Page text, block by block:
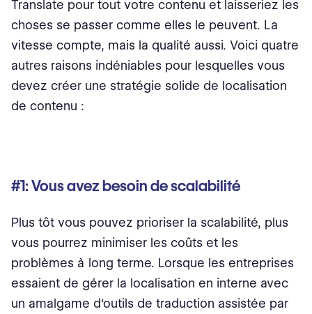
Translate pour tout votre contenu et laisseriez les
choses se passer comme elles le peuvent. La
vitesse compte, mais la qualité aussi. Voici quatre
autres raisons indéniables pour lesquelles vous
devez créer une stratégie solide de localisation
de contenu :
#1: Vous avez besoin de scalabilité
Plus tôt vous pouvez prioriser la scalabilité, plus
vous pourrez minimiser les coûts et les
problèmes à long terme. Lorsque les entreprises
essaient de gérer la localisation en interne avec
un amalgame d'outils de traduction assistée par